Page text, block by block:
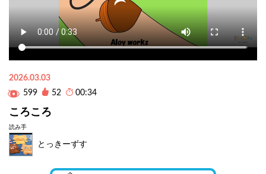
2026.03.03
599
52 00:34
ころころ
読み手
とっきーずす